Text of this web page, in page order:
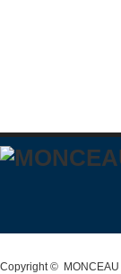
Copyright ©